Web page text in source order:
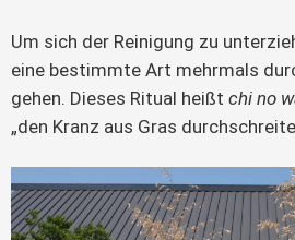
Um sich der Reinigung zu
eine bestimmte Art mehrmals
gehen. Dieses Ritual heißt chi no
„den Kranz aus Gras